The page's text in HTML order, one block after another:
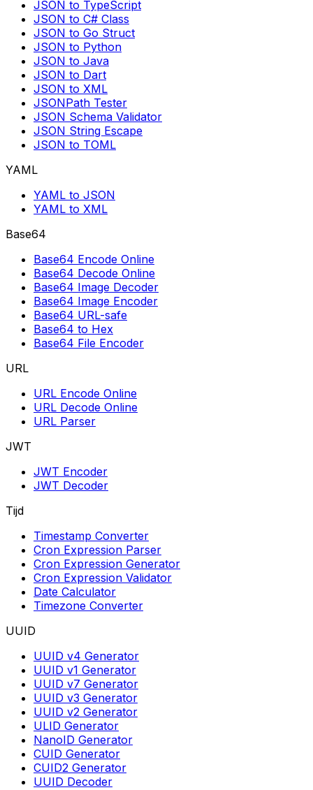
JSON to TypeScript
JSON to C# Class
JSON to Go Struct
JSON to Python
JSON to Java
JSON to Dart
JSON to XML
JSONPath Tester
JSON Schema Validator
JSON String Escape
JSON to TOML
YAML
YAML to JSON
YAML to XML
Base64
Base64 Encode Online
Base64 Decode Online
Base64 Image Decoder
Base64 Image Encoder
Base64 URL-safe
Base64 to Hex
Base64 File Encoder
URL
URL Encode Online
URL Decode Online
URL Parser
JWT
JWT Encoder
JWT Decoder
Tijd
Timestamp Converter
Cron Expression Parser
Cron Expression Generator
Cron Expression Validator
Date Calculator
Timezone Converter
UUID
UUID v4 Generator
UUID v1 Generator
UUID v7 Generator
UUID v3 Generator
UUID v2 Generator
ULID Generator
NanoID Generator
CUID Generator
CUID2 Generator
UUID Decoder